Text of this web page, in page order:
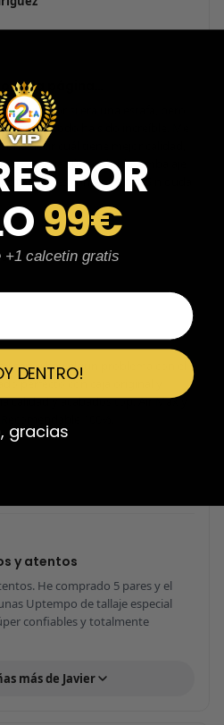
de la página…
página por si era una estafa, pero
porque todo ha sido increíble. Me
decir cuál tiene mejor calidad,
Entrega súper rápida, embalaje
calcetines contentísima. Sin duda
si hay algún problema con el
perfecto con caja original y
calidad y acabados top. Air Max y
y atentos
He comprado 5 pares y el
Uptempo de tallaje especial
confiables y totalmente
más de Javier
POR
99€
+1 calcetin gratis
DENTRO!
gracias